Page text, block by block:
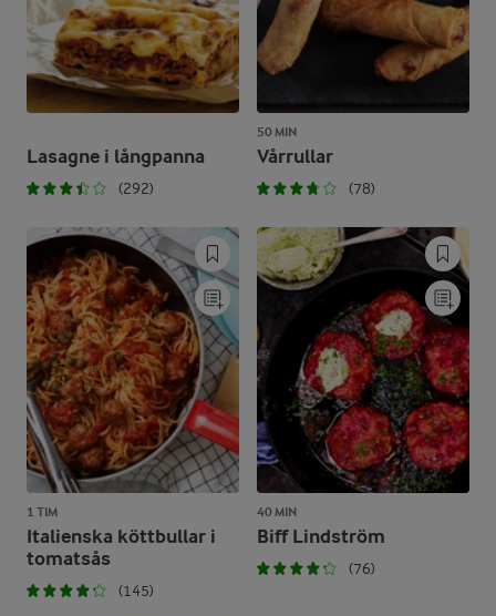
Lasagne i långpanna
(292)
50 MIN
Vårrullar
(78)
1 TIM
Italienska köttbullar i
tomatsås
(145)
40 MIN
Biff Lindström
(76)